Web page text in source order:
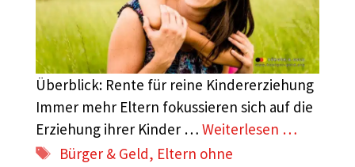
Überblick: Rente für reine Kindererziehung
Immer mehr Eltern fokussieren sich auf die
Erziehung ihrer Kinder … Weiterlesen …
Schlagwörter
Bürger & Geld, Eltern ohne